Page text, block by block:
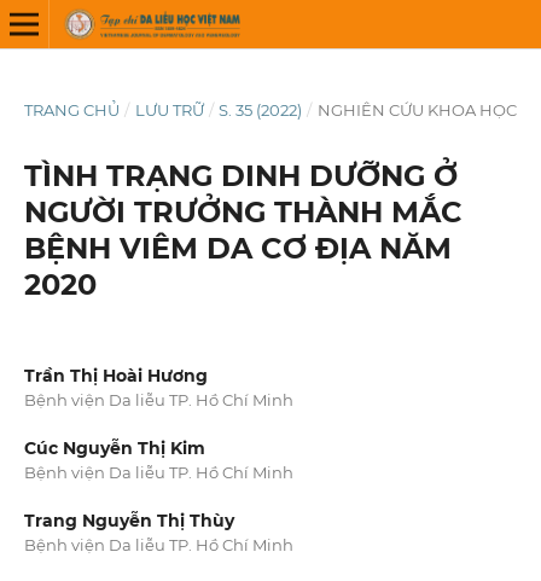
TRANG CHỦ / LƯU TRỮ / S. 35 (2022) / NGHIÊN CỨU KHOA HỌC
TÌNH TRẠNG DINH DƯỠNG Ở
NGƯỜI TRƯỞNG THÀNH MẮC
BỆNH VIÊM DA CƠ ĐỊA NĂM
2020
Trần Thị Hoài Hương
Bệnh viện Da liễu TP. Hồ Chí Minh
Cúc Nguyễn Thị Kim
Bệnh viện Da liễu TP. Hồ Chí Minh
Trang Nguyễn Thị Thùy
Bệnh viện Da liễu TP. Hồ Chí Minh